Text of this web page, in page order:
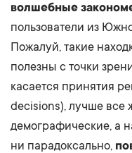
волшебные
пользователи из
Пожалуй, такие
полезны с точки
касается принятия
decisions), лучше все
демографические, а
ни парадоксально,